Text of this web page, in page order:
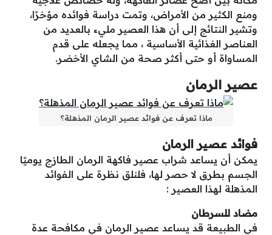
ومنع الكثير من الأمراض، وتمت دراسة فوائده مؤخرًا،
وتشير النتائج إلى أن هذا العصير مليء بالعديد من
العناصر الغذائية الأساسية ، مما يجعله على قدم
المساواة أو حتى أكثر صحة من الشاي الأخضر.
عصير الرمان
ماذا تعرف عن فوائد عصير الرمان المذهلة؟
فوائد عصير الرمان
يمكن أن يساعد شراب عصير فاكهة الرمان الطازج يوميًا
الجسم بطرق لا حصر لها، فلنلق نظرة على الفوائد
المذهلة لهذا العصير :
مضاد للسرطان
في الطبيعة قد يساعد عصير الرمان في مكافحة عدة